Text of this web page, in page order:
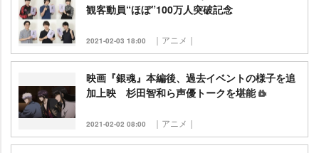
観客動員“ほぼ”100万人突破記念
2021-02-03 18:00 ｜アニメ｜
映画『銀魂』本編後、過去イベントの様子を追
加上映 杉田智和ら声優トークを堪能
2021-02-02 08:00 ｜アニメ｜